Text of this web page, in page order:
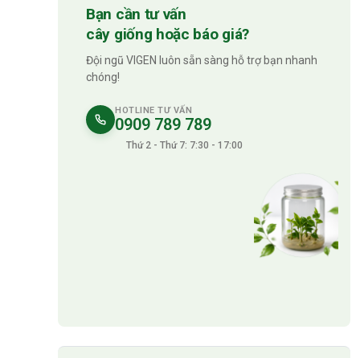
Bạn cần tư vấn
cây giống hoặc báo giá?
Đội ngũ VIGEN luôn sẵn sàng hỗ trợ bạn nhanh
chóng!
HOTLINE TƯ VẤN
0909 789 789
Thứ 2 - Thứ 7: 7:30 - 17:00